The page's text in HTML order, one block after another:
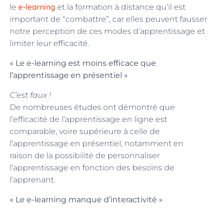
le e-learning et la formation à distance qu’il est
important de “combattre”, car elles peuvent fausser
notre perception de ces modes d’apprentissage et
limiter leur efficacité.
« Le e-learning est moins efficace que
l’apprentissage en présentiel »
C’est faux !
De nombreuses études ont démontré que
l’efficacité de l’apprentissage en ligne est
comparable, voire supérieure à celle de
l’apprentissage en présentiel, notamment en
raison de la possibilité de personnaliser
l’apprentissage en fonction des besoins de
l’apprenant.
« Le e-learning manque d’interactivité »